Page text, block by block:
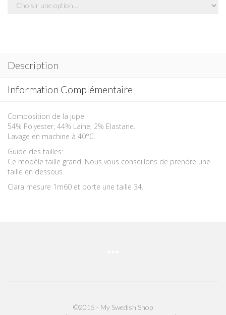
Description
Information Complémentaire
Composition de la jupe:
54% Polyester, 44% Laine, 2% Elastane.
Lavage en machine à 40°C.
Guide des tailles:
Ce modèle taille grand. Nous vous conseillons de prendre une
taille en dessous.
Clara mesure 1m60 et porte une taille 34.
©2015 - My Swedish Shop